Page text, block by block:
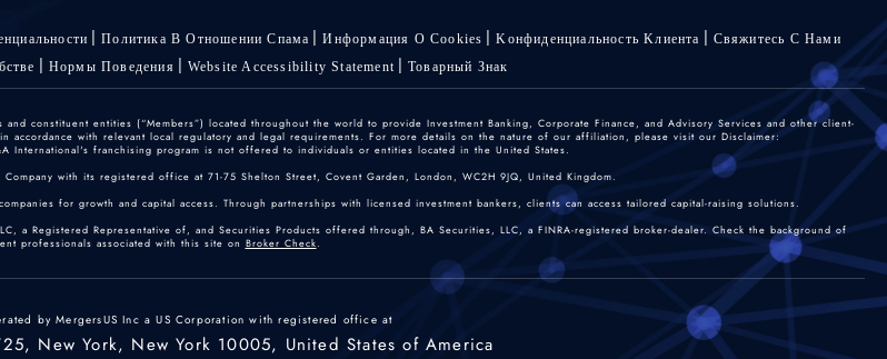
Политика В Отношении Спама Информация О Cookies Kонфиденциальность Kлиента
Свяжитесь С Нами
Нормы Поведения Website Accessibility Statement Товарный Знак
constituent entities (“Members”) located throughout the world to provide Investment Banking, Corporate Finance, and Advisory Services and other client-
accordance with relevant local regulatory and legal requirements. For more details on the nature of our affiliation, please visit our Disclaimer:
International's franchising program is not offered to individuals or entities located in the United States.
with its registered office at 71-75 Shelton Street, Covent Garden, London, WC2H 9JQ, United Kingdom.
for growth and capital access. Through partnerships with licensed investment bankers, clients can access tailored capital-raising solutions.
a Registered Representative of, and Securities Products offered through, BA Securities, LLC, a FINRA-registered broker-dealer. Check the background of
professionals associated with this site on Broker Check.
by MergersUS Inc a US Corporation with registered office at
New York, New York 10005, United States of America